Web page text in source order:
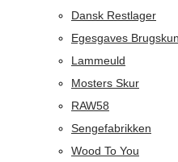
Dansk Restlager
Egesgaves
Lammeuld
Mosters Skur
RAW58
Sengefabrikken
Wood To You